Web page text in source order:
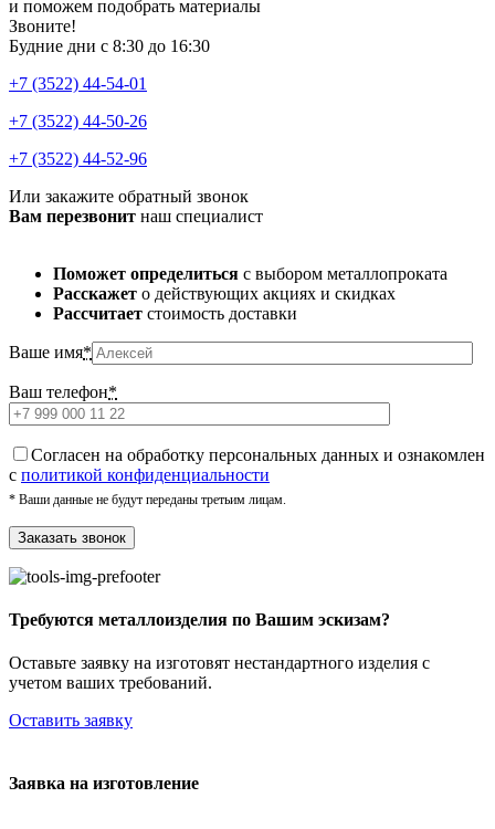
и поможем подобрать материалы
Звоните!
Будние дни с 8:30 до 16:30
+7 (3522) 44-54-01
+7 (3522) 44-50-26
+7 (3522) 44-52-96
Или закажите обратный звонок
Вам перезвонит наш специалист
Поможет определиться с выбором металлопроката
Расскажет о действующих акциях и скидках
Рассчитает стоимость доставки
Ваше имя*
Ваш телефон*
Cогласен на обработку персональных данных и ознакомлен
с политикой конфиденциальности
* Ваши данные не будут переданы третьим лицам.
Требуются металлоизделия по Вашим эскизам?
Оставьте заявку на изготовят нестандартного изделия с
учетом ваших требований.
Оставить заявку
Заявка на изготовление